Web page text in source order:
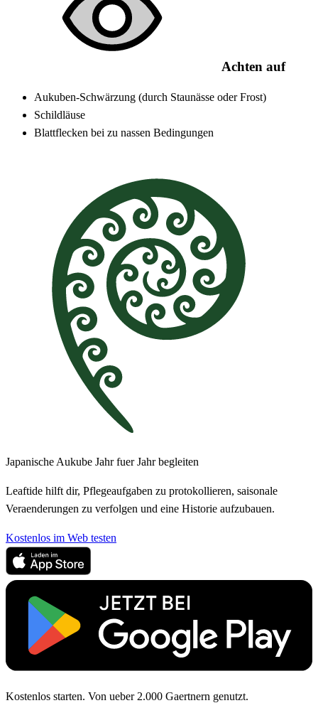
Achten auf
Aukuben-Schwärzung (durch Staunässe oder Frost)
Schildläuse
Blattflecken bei zu nassen Bedingungen
Japanische Aukube Jahr fuer Jahr begleiten
Leaftide hilft dir, Pflegeaufgaben zu protokollieren, saisonale
Veraenderungen zu verfolgen und eine Historie aufzubauen.
Kostenlos im Web testen
Kostenlos starten. Von ueber 2.000 Gaertnern genutzt.